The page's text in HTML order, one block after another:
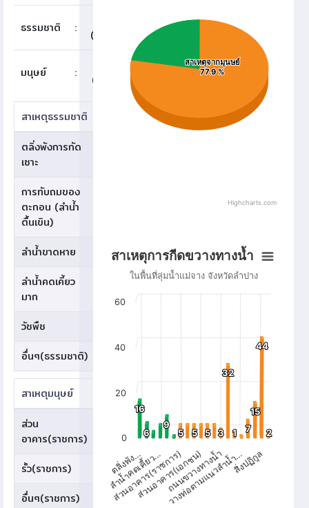
ธรรมชาติ :
(22.1%)
มนุษย์ :
(77.9%)
สาเหตุธรรมชาติ
ตลิ่งพังการกัด
เซาะ
การทับถมของ
ตะกอน (ลำน้ำ
ตื้นเขิน)
ลำน้ำขาดหาย
2
ลำน้ำคดเคี้ยว
มาก
วัชพืช
อื่นๆ(ธรรมชาติ)
สาเหตุมนุษย์
จำนวน
ส่วน
อาคาร(ราชการ)
รั้ว(ราชการ)
5
อื่นๆ(ราชการ)
5
สาเหตุจากมุนษย์
77.9 %
สาเหตุจากมุนษย์
77.9 %
สาเหตุจากธรรมชาติ
Highcharts.com
สาเหตุการกีดขวางทางน้ำ
Bar chart with 20 bars.
ในพื้นที่ลุ่มน้ำแม่จาง จังหวัดลำปาง
View as data table, สาเหตุการกีดขวางทางน้ำ
สาเหตุการกีดขวางทางน้ำ
ในพื้นที่ลุ่มน้ำแม่จาง จังหวัดลำปาง
16
16
6
6
9
9
5
5 5
5 5
5 3
3
32
32
1
1 7
7
15
15
44
44
2
2
ตลิ่งพัง…
ลำน้ำคดเคี้ยว…
ส่วนอาคาร(ราชการ)
ส่วนอาคาร(เอกชน)
ถนนขวางทางน้ำ
วางท่อตามแนวลำน้ำ…สิ่งปฏิกูล
0
20
40
60